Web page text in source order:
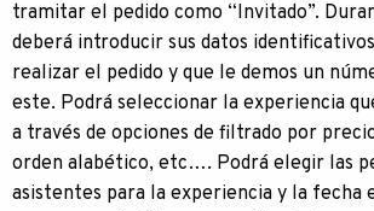
tramitar el pedido como “Invitado”.
deberá introducir sus datos
realizar el pedido y que le demos un
este. Podrá seleccionar la experiencia
a través de opciones de filtrado por
orden alabético, etc…. Podrá elegir las
asistentes para la experiencia y la fecha